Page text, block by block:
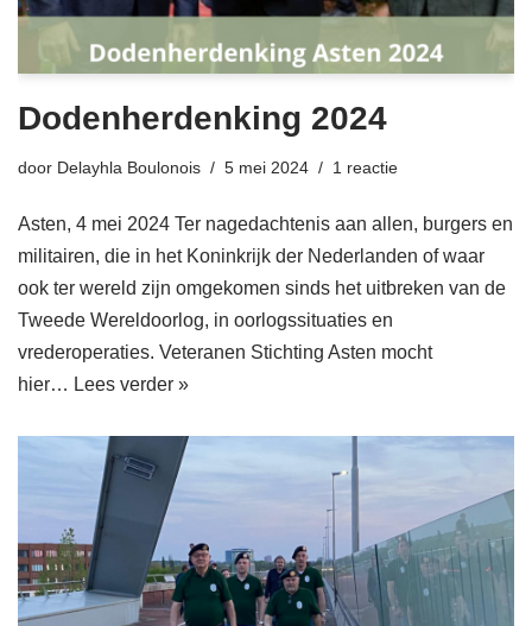
Dodenherdenking 2024
door Delayhla Boulonois 5 mei 2024 1 reactie
Asten, 4 mei 2024 Ter nagedachtenis aan allen, burgers en
militairen, die in het Koninkrijk der Nederlanden of waar
ook ter wereld zijn omgekomen sinds het uitbreken van de
Tweede Wereldoorlog, in oorlogssituaties en
vrederoperaties. Veteranen Stichting Asten mocht
hier… Lees verder »